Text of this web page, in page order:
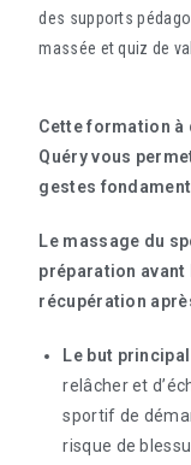
des supports
massée et quiz de
Cette formation à
Quéry vous
gestes
Le massage du
préparation avant
récupération
Le but
relâcher et
sportif de
risque de